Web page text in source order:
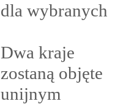
dla wybranych
Dwa kraje
zostaną objęte
unijnym